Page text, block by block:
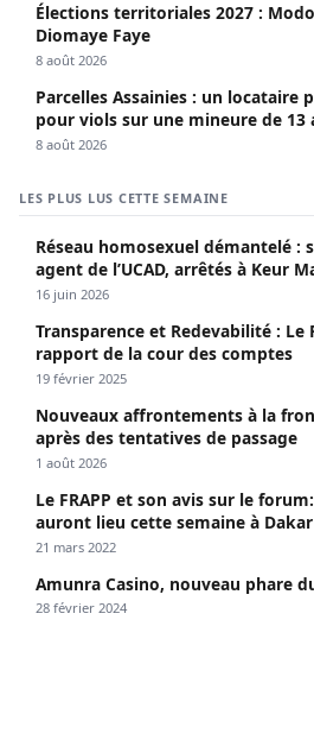
Élections territoriales 2027 :
Diomaye Faye
8 août 2026
Parcelles Assainies : un locataire
pour viols sur une mineure de 13
8 août 2026
LES PLUS LUS CETTE SEMAINE
Réseau homosexuel démantelé :
agent de l’UCAD, arrêtés à Keur
propagé le VIH depuis 2018
16 juin 2026
Transparence et Redevabilité :
rapport de la cour des comptes
19 février 2025
Nouveaux affrontements à la
après des tentatives de passage
1 août 2026
Le FRAPP et son avis sur le
auront lieu cette semaine à
21 mars 2022
Amunra Casino, nouveau phare
28 février 2024